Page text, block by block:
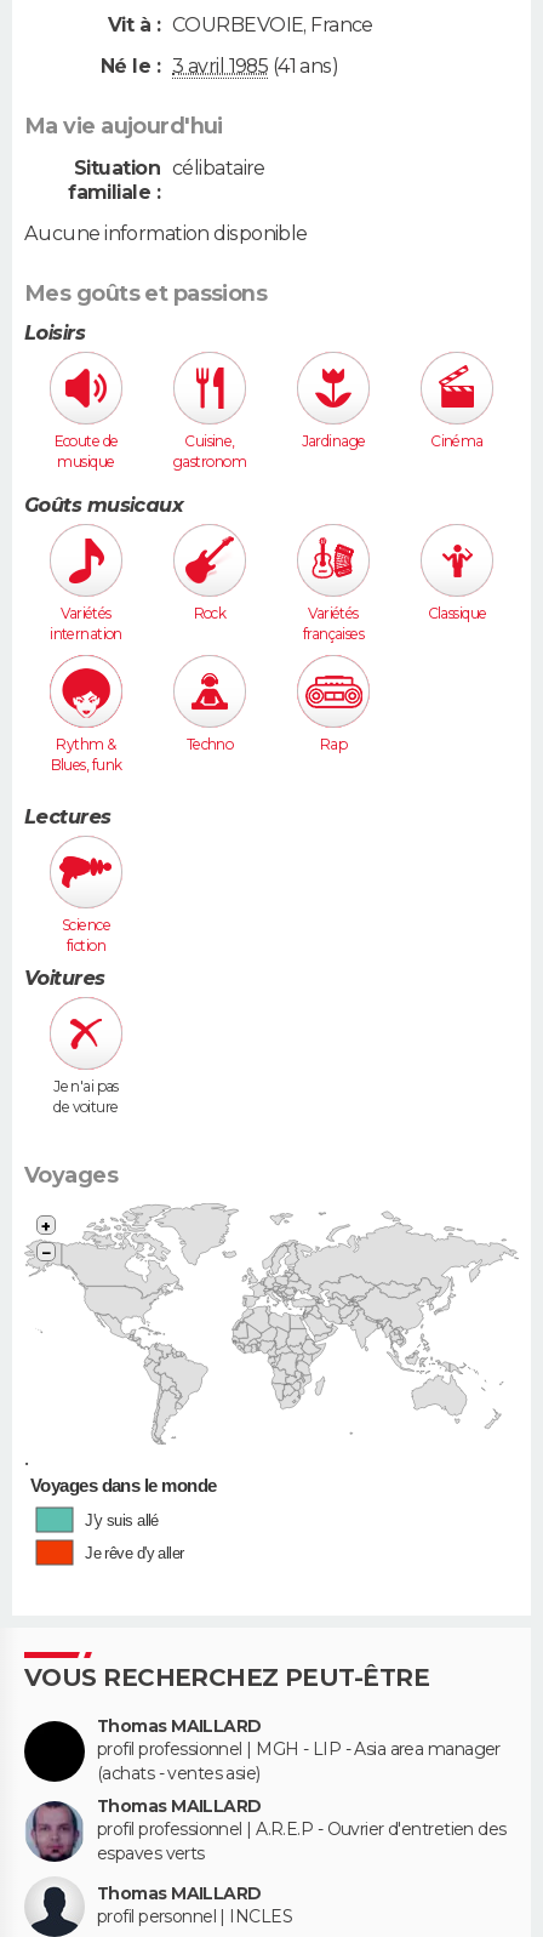
Vit à : COURBEVOIE, France
Né le : 3 avril 1985 (41 ans)
Ma vie aujourd'hui
Situation
familiale :
célibataire
Aucune information disponible
Mes goûts et passions
Loisirs
Ecoute de
musique
Cuisine,
gastronom
Jardinage Cinéma
Goûts musicaux
Variétés
internation
ales
Rock
Variétés
françaises
Classique
Rythm &
Blues, funk
Techno Rap
Lectures
Science
fiction
Voitures
Je n'ai pas
de voiture
Voyages
•
+
−
Voyages dans le monde
J'y suis allé
Je rêve d'y aller
VOUS RECHERCHEZ PEUT-ÊTRE
Thomas MAILLARD
profil professionnel | MGH - LIP - Asia area manager
(achats - ventes asie)
Thomas MAILLARD
profil professionnel | A.R.E.P - Ouvrier d'entretien des
espaves verts
Thomas MAILLARD
profil personnel | INCLES